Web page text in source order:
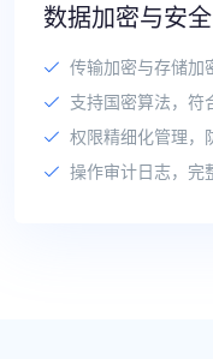
数据加密与安全
传输加密与存储加
支持国密算法，符
权限精细化管理，
操作审计日志，完